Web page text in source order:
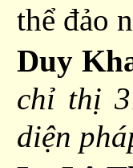
thể đảo
Duy
chỉ thị
diện